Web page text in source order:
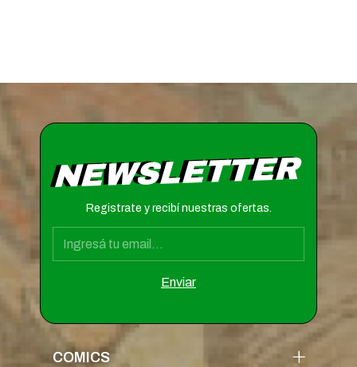
NEWSLETTER
Registrate y recibí nuestras ofertas.
COMICS